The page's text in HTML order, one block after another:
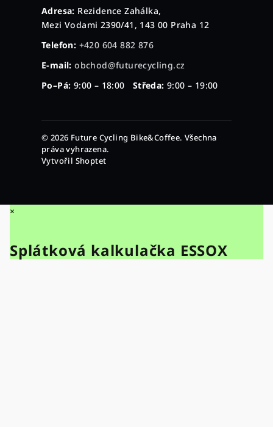
Adresa: Rezidence Zahálka,
Mezi Vodami 2390/41, 143 00 Praha 12
Telefon: +420 604 882 876
E-mail: obchod@futurecycling.cz
Po–Pá: 9:00 – 18:00 Středa: 9:00 – 19:00
© 2026 Future Cycling Bike&Coffee. Všechna
práva vyhrazena.
Vytvořil Shoptet
×
Splátková kalkulačka ESSOX